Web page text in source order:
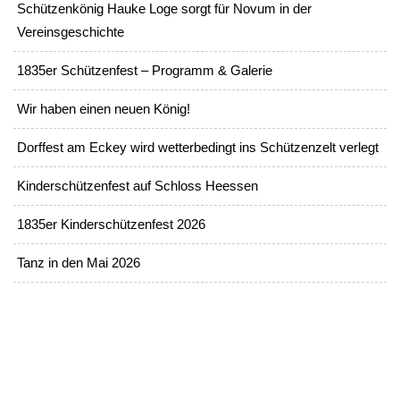
Schützenkönig Hauke Loge sorgt für Novum in der
Vereinsgeschichte
1835er Schützenfest – Programm & Galerie
Wir haben einen neuen König!
Dorffest am Eckey wird wetterbedingt ins Schützenzelt verlegt
Kinderschützenfest auf Schloss Heessen
1835er Kinderschützenfest 2026
Tanz in den Mai 2026